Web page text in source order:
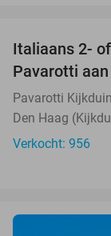
Italiaans 2-
Pavarotti
Pavarotti Kijkduin
Den Haag
Verkocht: 956